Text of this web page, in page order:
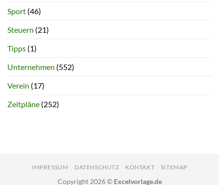
Sport (46)
Steuern (21)
Tipps (1)
Unternehmen (552)
Verein (17)
Zeitpläne (252)
IMPRESSUM DATENSCHUTZ KONTAKT SITEMAP
Copyright 2026 © Excelvorlage.de